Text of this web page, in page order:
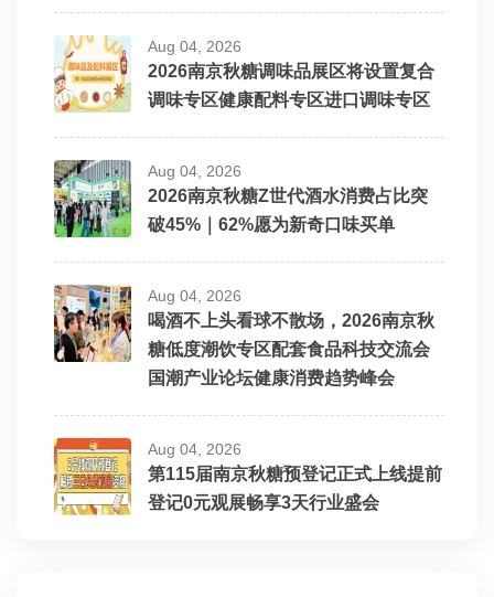
Aug 04, 2026
2026南京秋糖调味品展区将设置复合
调味专区健康配料专区进口调味专区
Aug 04, 2026
2026南京秋糖Z世代酒水消费占比突
破45%｜62%愿为新奇口味买单
Aug 04, 2026
喝酒不上头看球不散场，2026南京秋
糖低度潮饮专区配套食品科技交流会
国潮产业论坛健康消费趋势峰会
Aug 04, 2026
第115届南京秋糖预登记正式上线提前
登记0元观展畅享3天行业盛会